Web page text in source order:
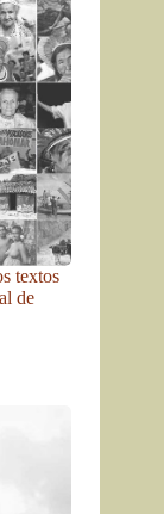
textos
de